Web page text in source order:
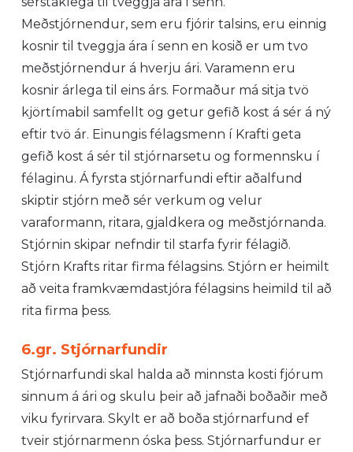
Meðstjórnendur, sem eru fjórir talsins, eru einnig
kosnir til tveggja ára í senn en kosið er um tvo
meðstjórnendur á hverju ári. Varamenn eru
kosnir árlega til eins árs. Formaður má sitja tvö
kjörtímabil samfellt og getur gefið kost á sér á ný
eftir tvö ár. Einungis félagsmenn í Krafti geta
gefið kost á sér til stjórnarsetu og formennsku í
félaginu. Á fyrsta stjórnarfundi eftir aðalfund
skiptir stjórn með sér verkum og velur
varaformann, ritara, gjaldkera og meðstjórnanda.
Stjórnin skipar nefndir til starfa fyrir félagið.
Stjórn Krafts ritar firma félagsins. Stjórn er heimilt
að veita framkvæmdastjóra félagsins heimild til að
rita firma þess.
6.gr. Stjórnarfundir
Stjórnarfundi skal halda að minnsta kosti fjórum
sinnum á ári og skulu þeir að jafnaði boðaðir með
viku fyrirvara. Skylt er að boða stjórnarfund ef
tveir stjórnarmenn óska þess. Stjórnarfundur er